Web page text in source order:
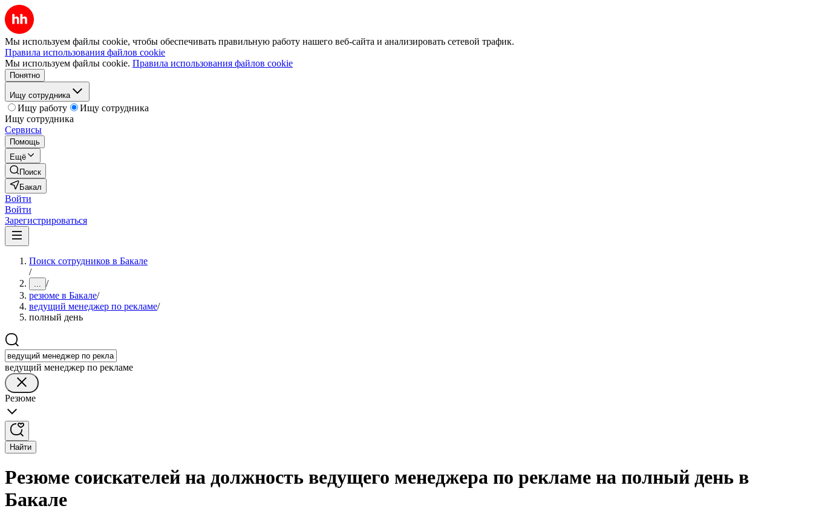
Мы используем файлы cookie, чтобы обеспечивать правильную работу нашего веб-сайта и анализировать сетевой трафик.
Правила использования файлов cookie
Мы используем файлы cookie. Правила использования файлов cookie
Понятно
Ищу сотрудника
Ищу работу
Ищу сотрудника
Ищу сотрудника
Сервисы
Помощь
Ещё
Поиск
Бакал
Войти
Войти
Зарегистрироваться
Поиск сотрудников в Бакале
/
... /
резюме в Бакале/
ведущий менеджер по рекламе/
полный день
ведущий менеджер по рекламе
Резюме
Найти
Резюме соискателей на должность ведущего менеджера по рекламе на полный день в
Бакале